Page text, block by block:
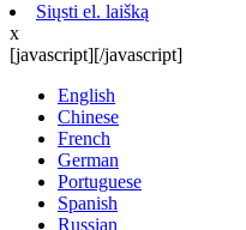
Siųsti el. laišką
x
[javascript][/javascript]
English
Chinese
French
German
Portuguese
Spanish
Russian